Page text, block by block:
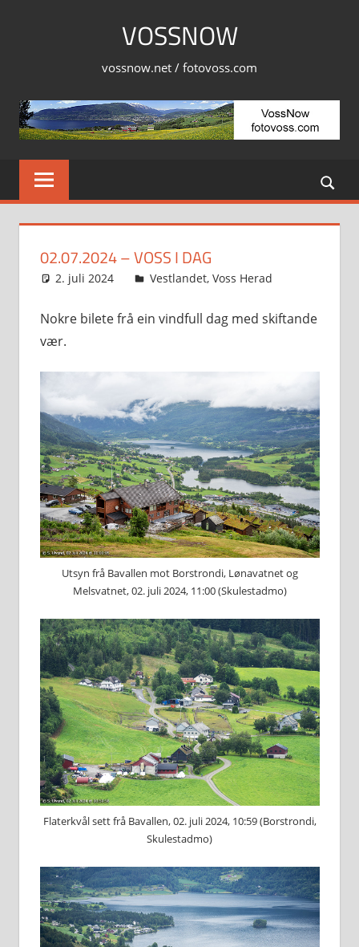
VOSSNOW
vossnow.net / fotovoss.com
02.07.2024 – VOSS I DAG
2. juli 2024 Svein
Vestlandet, Voss Herad
Nokre bilete frå ein vindfull dag med skiftande
vær.
Utsyn frå Bavallen mot Borstrondi, Lønavatnet og
Melsvatnet, 02. juli 2024, 11:00 (Skulestadmo)
Flaterkvål sett frå Bavallen, 02. juli 2024, 10:59 (Borstrondi,
Skulestadmo)